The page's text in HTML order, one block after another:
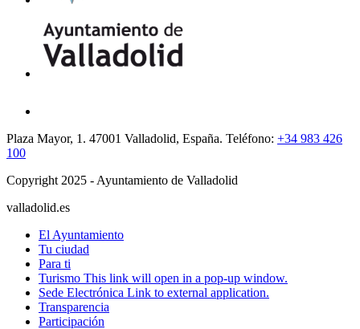
Plaza Mayor, 1. 47001 Valladolid, España. Teléfono: +34 983 426
100
Copyright 2025 - Ayuntamiento de Valladolid
valladolid.es
El Ayuntamiento
Tu ciudad
Para ti
Turismo This link will open in a pop-up window.
Sede Electrónica Link to external application.
Transparencia
Participación